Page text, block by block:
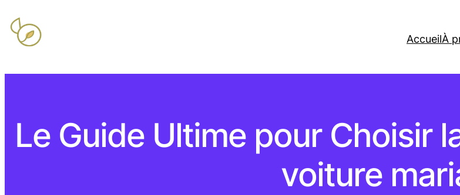
AccueilÀ
Le Guide Ultime pour Choisir
voiture